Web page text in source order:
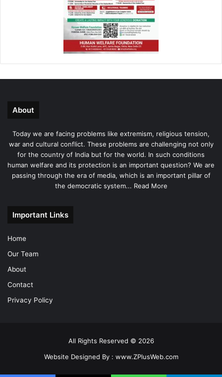
About
Today we are facing problems like extremism, religious tension,
war and cultural conflict. These problems are challenging not only
for the country of India but for the world. In such conditions
human welfare and its protection is an important question? We are
passing through the era of media, which is an important pillar of
the democratic system... Read More
Important Links
Home
Our Team
About
Contact
Privacy Policy
All Rights Reserved © 2026
Website Designed By : www.ZPlusWeb.com